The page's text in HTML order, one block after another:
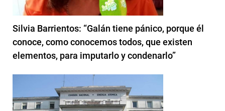
Silvia Barrientos: “Galán tiene pánico, porque él
conoce, como conocemos todos, que existen
elementos, para imputarlo y condenarlo”